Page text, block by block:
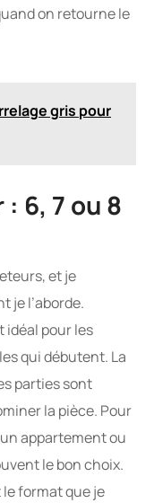
on retourne le
gris pour
6, 7 ou 8
et je
je l’aborde.
idéal pour les
qui débutent. La
parties sont
la pièce. Pour
appartement ou
le bon choix.
le format que je